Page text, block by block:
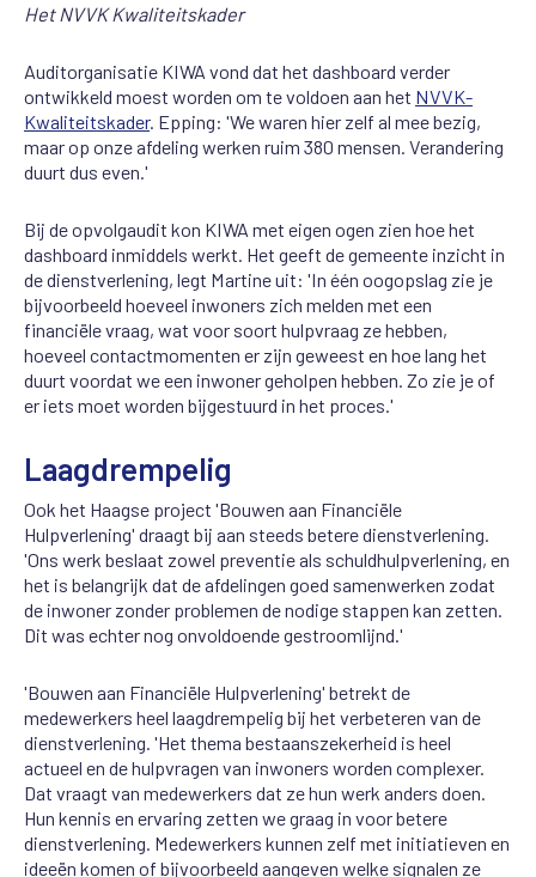
Het NVVK Kwaliteitskader
Auditorganisatie KIWA vond dat het dashboard verder
ontwikkeld moest worden om te voldoen aan het NVVK-
Kwaliteitskader. Epping: 'We waren hier zelf al mee bezig,
maar op onze afdeling werken ruim 380 mensen. Verandering
duurt dus even.'
Bij de opvolgaudit kon KIWA met eigen ogen zien hoe het
dashboard inmiddels werkt. Het geeft de gemeente inzicht in
de dienstverlening, legt Martine uit: 'In één oogopslag zie je
bijvoorbeeld hoeveel inwoners zich melden met een
financiële vraag, wat voor soort hulpvraag ze hebben,
hoeveel contactmomenten er zijn geweest en hoe lang het
duurt voordat we een inwoner geholpen hebben. Zo zie je of
er iets moet worden bijgestuurd in het proces.'
Laagdrempelig
Ook het Haagse project 'Bouwen aan Financiële
Hulpverlening' draagt bij aan steeds betere dienstverlening.
'Ons werk beslaat zowel preventie als schuldhulpverlening, en
het is belangrijk dat de afdelingen goed samenwerken zodat
de inwoner zonder problemen de nodige stappen kan zetten.
Dit was echter nog onvoldoende gestroomlijnd.'
'Bouwen aan Financiële Hulpverlening' betrekt de
medewerkers heel laagdrempelig bij het verbeteren van de
dienstverlening. 'Het thema bestaanszekerheid is heel
actueel en de hulpvragen van inwoners worden complexer.
Dat vraagt van medewerkers dat ze hun werk anders doen.
Hun kennis en ervaring zetten we graag in voor betere
dienstverlening. Medewerkers kunnen zelf met initiatieven en
ideeën komen of bijvoorbeeld aangeven welke signalen ze